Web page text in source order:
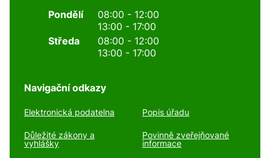
Pondělí
08:00 - 12:00
13:00 - 17:00
Středa
08:00 - 12:00
13:00 - 17:00
Navigační odkazy
Elektronická podatelna Popis úřadu
Důležité zákony a
vyhlášky
Povinně zveřejňované
informace